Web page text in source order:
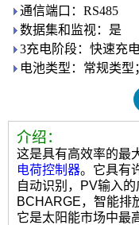
通信端口：RS485
数据集和监视：是
3充电阶段：快速充
电池类型：常规类型
介绍：
这是具有高效率的最
电荷控制器。它具有
自动识别，PV输入
BCHARGE，智能排
它是太阳能市场中最